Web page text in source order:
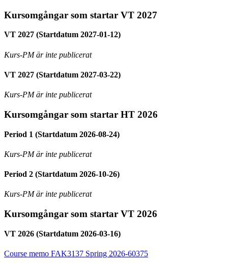
Kursomgångar som startar VT 2027
VT 2027 (Startdatum 2027-01-12)
Kurs-PM är inte publicerat
VT 2027 (Startdatum 2027-03-22)
Kurs-PM är inte publicerat
Kursomgångar som startar HT 2026
Period 1 (Startdatum 2026-08-24)
Kurs-PM är inte publicerat
Period 2 (Startdatum 2026-10-26)
Kurs-PM är inte publicerat
Kursomgångar som startar VT 2026
VT 2026 (Startdatum 2026-03-16)
Course memo FAK3137 Spring 2026-60375